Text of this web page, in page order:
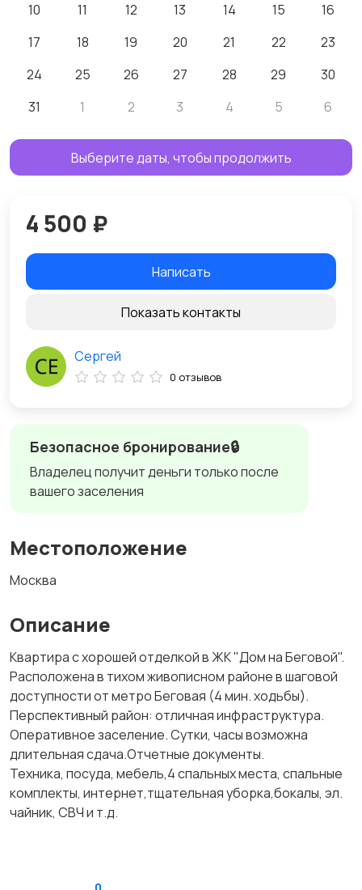
Безопасное бронирование🔒
Владелец получит деньги только после
вашего заселения
Местоположение
Москва
Описание
Квартира с хорошей отделкой в ЖК "Дом на Беговой".
Расположена в тихом живописном районе в шаговой
доступности от метро Беговая (4 мин. ходьбы).
Перспективный район: отличная инфраструктура.
Оперативное заселение. Сутки, часы возможна
длительная сдача.Отчетные документы.
Техника, посуда, мебель,4 спальных места, спальные
комплекты, интернет,тщательная уборка,бокалы, эл.
чайник, СВЧ и т.д.
10
11 12 13 14 15
16
17
18 19 20 21 22
23
24
25 26 27 28 29
30
31
1 2 3 4 5 6
Выберите даты, чтобы продолжить
4 500 ₽
Написать
Показать контакты
Сергей
0 отзывов